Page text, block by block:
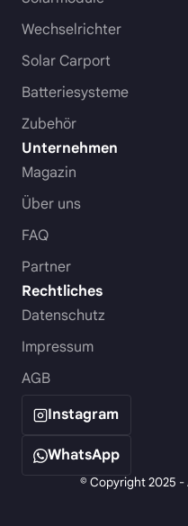
Wechselrichter
Solar Carport
Batteriesysteme
Zubehör
Unternehmen
Magazin
Über uns
FAQ
Partner
Rechtliches
Datenschutz
Impressum
AGB
Instagram
WhatsApp
© Copyright 2025 -